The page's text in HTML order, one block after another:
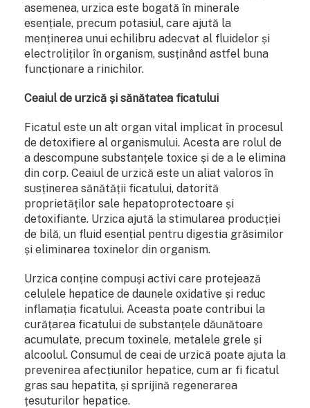
asemenea, urzica este bogată în minerale
esențiale, precum potasiul, care ajută la
menținerea unui echilibru adecvat al fluidelor și
electroliților în organism, susținând astfel buna
funcționare a rinichilor.
Ceaiul de urzică și sănătatea ficatului
Ficatul este un alt organ vital implicat în procesul
de detoxifiere al organismului. Acesta are rolul de
a descompune substanțele toxice și de a le elimina
din corp. Ceaiul de urzică este un aliat valoros în
susținerea sănătății ficatului, datorită
proprietăților sale hepatoprotectoare și
detoxifiante. Urzica ajută la stimularea producției
de bilă, un fluid esențial pentru digestia grăsimilor
și eliminarea toxinelor din organism.
Urzica conține compuși activi care protejează
celulele hepatice de daunele oxidative și reduc
inflamația ficatului. Aceasta poate contribui la
curățarea ficatului de substanțele dăunătoare
acumulate, precum toxinele, metalele grele și
alcoolul. Consumul de ceai de urzică poate ajuta la
prevenirea afecțiunilor hepatice, cum ar fi ficatul
gras sau hepatita, și sprijină regenerarea
țesuturilor hepatice.